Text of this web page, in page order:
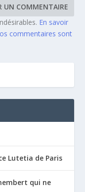
En savoir
commentaires sont
Lutetia de Paris
qui ne